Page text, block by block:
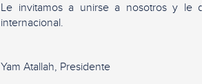
Le invitamos a unirse a nosotros y le
internacional.
Yam Atallah, Presidente